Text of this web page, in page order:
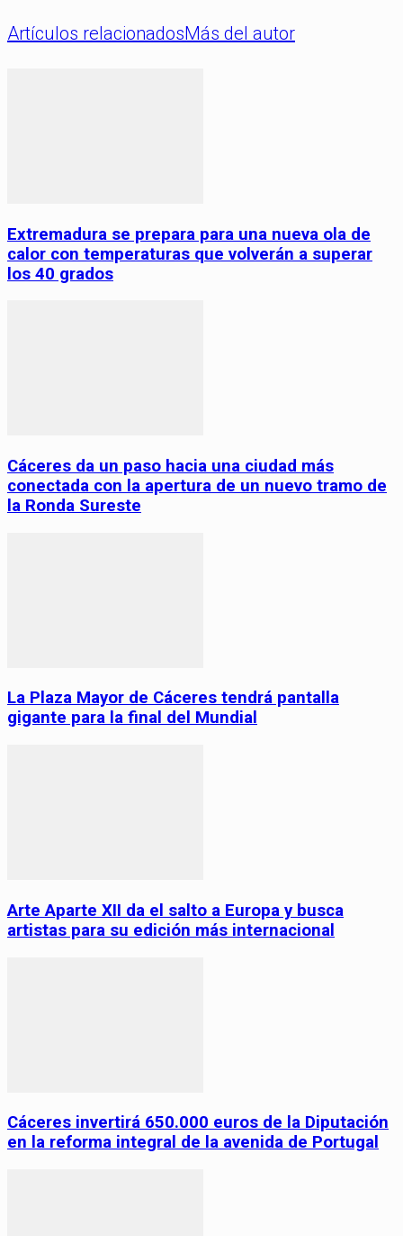
Artículos relacionadosMás del autor
Extremadura se prepara para una nueva ola de
calor con temperaturas que volverán a superar
los 40 grados
Cáceres da un paso hacia una ciudad más
conectada con la apertura de un nuevo tramo de
la Ronda Sureste
La Plaza Mayor de Cáceres tendrá pantalla
gigante para la final del Mundial
Arte Aparte XII da el salto a Europa y busca
artistas para su edición más internacional
Cáceres invertirá 650.000 euros de la Diputación
en la reforma integral de la avenida de Portugal